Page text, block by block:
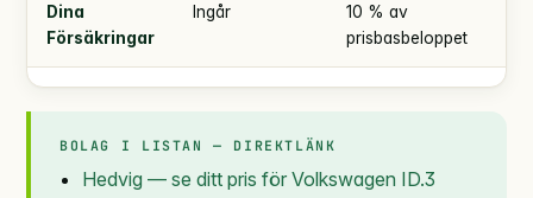
Dina
Försäkringar
Ingår
10 % av
prisbasbeloppet
BOLAG I LISTAN — DIREKTLÄNK
Hedvig — se ditt pris för Volkswagen ID.3